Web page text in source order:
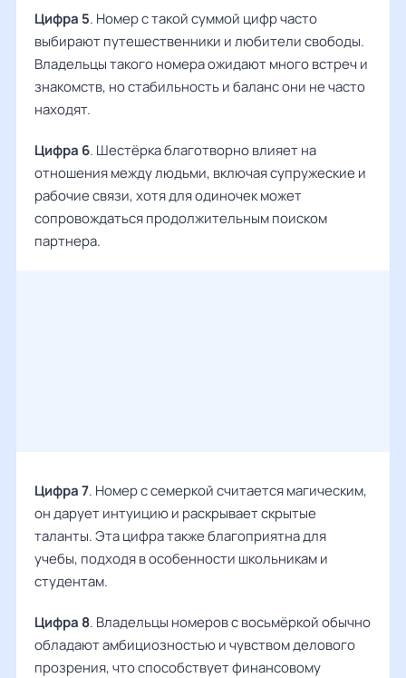
Цифра 5. Номер с такой суммой цифр часто
выбирают путешественники и любители свободы.
Владельцы такого номера ожидают много встреч и
знакомств, но стабильность и баланс они не часто
находят.
Цифра 6. Шестёрка благотворно влияет на
отношения между людьми, включая супружеские и
рабочие связи, хотя для одиночек может
сопровождаться продолжительным поиском
партнера.
Цифра 7. Номер с семеркой считается магическим,
он дарует интуицию и раскрывает скрытые
таланты. Эта цифра также благоприятна для
учебы, подходя в особенности школьникам и
студентам.
Цифра 8. Владельцы номеров с восьмёркой обычно
обладают амбициозностью и чувством делового
прозрения, что способствует финансовому